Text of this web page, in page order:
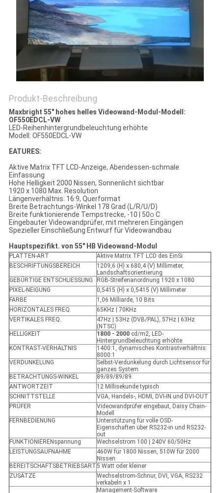
POLICY
Produkt-Beschreibung
Maxbright 55" hohes helles Videowand-Modul-Modell:
OF550EDCL-VW
LED-Reihenhintergrundbeleuchtung erhöhte
Modell: OF550EDCL-VW
EATURES:
Aktive Matrix TFT LCD-Anzeige, Abendessen-schmale
Einfassung
Hohe Helligkeit 2000 Nissen, Sonnenlicht sichtbar
1920 x 1080 Max. Resolution
Längenverhältnis: 16:9, Querformat
Breite Betrachtungs-Winkel 178 Grad (L/R/U/D)
Breite funktionierende Tempstrecke, -10 | 50O C
Eingebauter Videowandprüfer, mit mehreren Eingängen
Spezieller Einschließung Entwurf für Videowandbau
Hauptspezifikt. von 55" HB Videowand-Modul
PLATTEN-ART
Aktive Matrix TFT LCD des EinSi
BESCHRIFTUNGSBEREICH
1209,6 (H) x 680,4 (V) Millimeter,
Landschaftsorientierung
GEBÜRTIGE ENTSCHLIESSUNG
RGB-Streifenanordnung 1920 x 1080
PIXEL-NEIGUNG
0,5415 (H) x 0,5415 (V) Millimeter
FARBE
1,06 Milliarde, 10 Bits
HORIZONTALES FREQ.
65KHz | 70KHz
VERTIKALES FREQ.
47Hz | 53Hz (DVB/PAL), 57Hz | 63Hz
(NTSC)
HELLIGKEIT
1800 - 2000cd/m2, LED-
Hintergrundbeleuchtung erhöhte
KONTRAST-VERHÄLTNIS
1400:1, dynamisches Kontrastverhältnis:
8000:1
VERDUNKELUNG
Selbst-Verdunkelung durch Lichtsensor für
ganzes System
BETRACHTUNGS-WINKEL
89/89/89/89
ANTWORTZEIT
12 Millisekunde typisch
SCHNITTSTELLE
VGA, Handels-, HDMI, DVI-IN und DVI-OUT
PRÜFER
Videowandprüfer eingebaut, Daisy Chain-
Modell
FERNBEDIENUNG
Unterstützung für volle OSD-
Eigenschaften über RS232-in und RS232-
out
FUNKTIONIERENspannung
Wechselstrom 100 | 240V 60/50Hz
LEISTUNGSAUFNAHME
460W für 1800 Nissen, 510W für 2000
Nissen
BEREITSCHAFTSBETRIEBSART5 Watt oder kleiner
ZUSÄTZE
Wechselstrom-Schnur, DVI, VGA, RS232
verkabeln x 1
Management-Software